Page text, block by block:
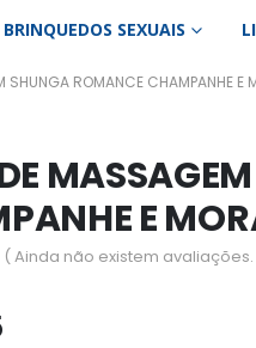
BRINQUEDOS SEXUAIS
SHUNGA ROMANCE CHAMPANHE E
E
( Ainda não existem